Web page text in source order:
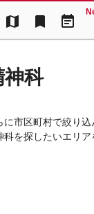
map bookmark event_note
神科
市区町村で絞り
を探したいエリア